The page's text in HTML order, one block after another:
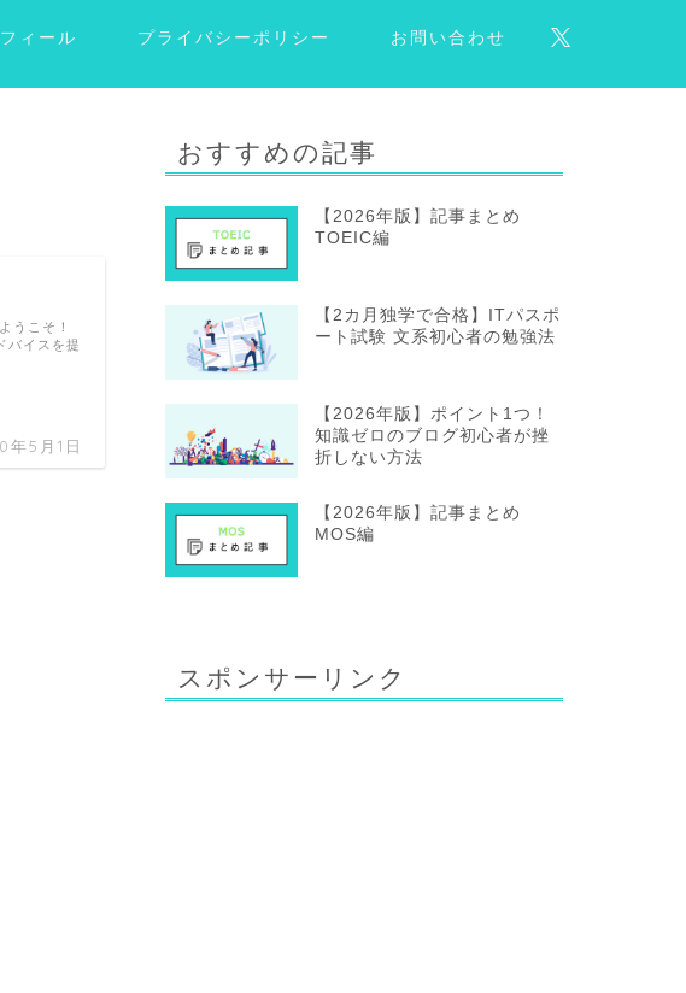
ィール プライバシーポリシー お問い合わせ
年5月1日
うこそ！
バイスを提
おすすめの記事
【2026年版】記事まとめ
TOEIC編
【2カ月独学で合格】ITパスポ
ート試験 文系初心者の勉強法
【2026年版】ポイント1つ！
知識ゼロのブログ初心者が挫
折しない方法
【2026年版】記事まとめ
MOS編
スポンサーリンク